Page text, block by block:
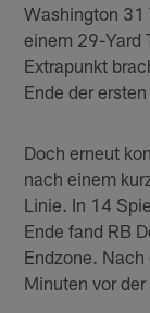
Washington 31
einem 29-Yard
Extrapunkt
Ende der
Doch erneut
nach einem
Linie. In 14
Ende fand RB
Endzone.
Minuten vor